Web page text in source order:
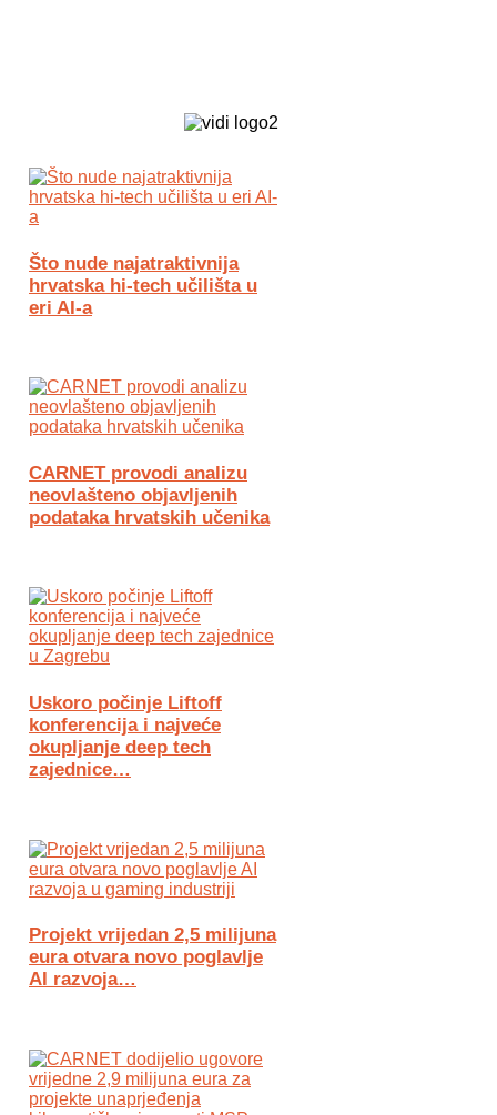
Što nude najatraktivnija
hrvatska hi-tech učilišta u
eri AI-a
CARNET provodi analizu
neovlašteno objavljenih
podataka hrvatskih učenika
Uskoro počinje Liftoff
konferencija i najveće
okupljanje deep tech
zajednice…
Projekt vrijedan 2,5 milijuna
eura otvara novo poglavlje
AI razvoja…